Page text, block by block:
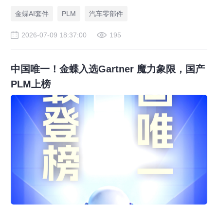
金蝶AI套件
PLM 汽车零部件
2026-07-09 18:37:00 195
中国唯一！金蝶入选Gartner 魔力象限，国产
PLM上榜